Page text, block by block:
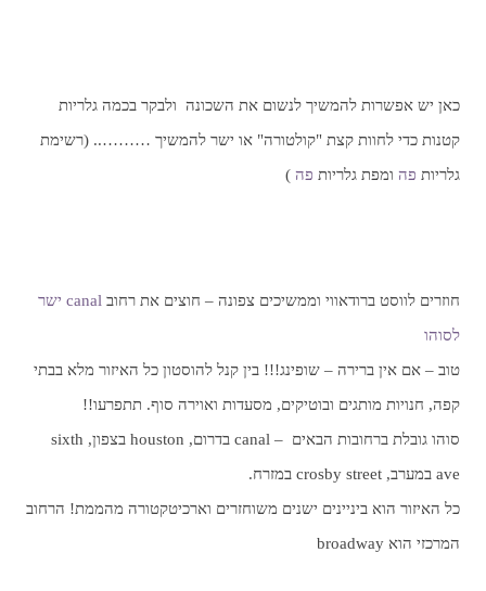
כאן יש אפשרות להמשיך לנשום את השכונה ולבקר בכמה גלריות
קטנות כדי לחוות קצת "קולטורה" או ישר להמשיך ……….. (רשימת
גלריותפהומפת גלריותפה)
חוזרים לווסט ברודאווי וממשיכים צפונה – חוצים את רחוב
canal ישר
לסוהו
טוב – אם אין ברירה – שופינג!!! בין קנל להוסטון כל האיזור מלא בבתי
קפה, חנויות מותגים ובוטיקים, מסעדות ואוירה סוף. תתפרעו!!
סוהו גובלת ברחובות הבאים – canal בדרום, houston בצפון, sixth
ave במערב, crosby street במזרח.
כל האיזור הוא ביניינים ישנים משוחזרים וארכיטקטורה מהממת! הרחוב
המרכזי הוא broadway